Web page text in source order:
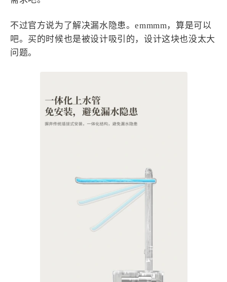
不过官方说为了解决漏水隐患。emmmm，算是可以
吧。买的时候也是被设计吸引的，设计这块也没太大
问题。